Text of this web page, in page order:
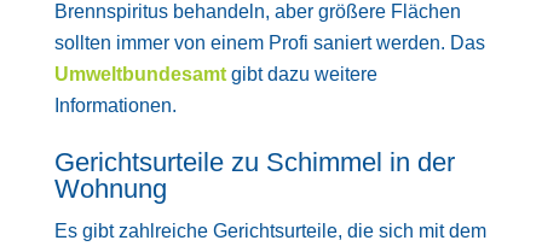
Brennspiritus behandeln, aber größere Flächen
sollten immer von einem Profi saniert werden. Das
Umweltbundesamtgibt dazu weitere
Informationen.
Gerichtsurteile zu Schimmel in der
Wohnung
Es gibt zahlreiche Gerichtsurteile, die sich mit dem